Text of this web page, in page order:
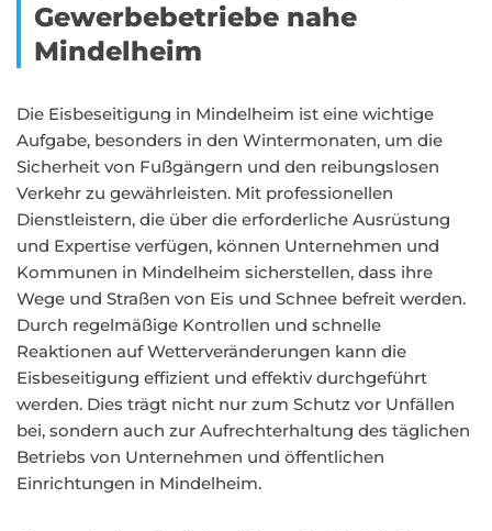
Gewerbebetriebe nahe
Mindelheim
Die Eisbeseitigung in Mindelheim ist eine wichtige
Aufgabe, besonders in den Wintermonaten, um die
Sicherheit von Fußgängern und den reibungslosen
Verkehr zu gewährleisten. Mit professionellen
Dienstleistern, die über die erforderliche Ausrüstung
und Expertise verfügen, können Unternehmen und
Kommunen in Mindelheim sicherstellen, dass ihre
Wege und Straßen von Eis und Schnee befreit werden.
Durch regelmäßige Kontrollen und schnelle
Reaktionen auf Wetterveränderungen kann die
Eisbeseitigung effizient und effektiv durchgeführt
werden. Dies trägt nicht nur zum Schutz vor Unfällen
bei, sondern auch zur Aufrechterhaltung des täglichen
Betriebs von Unternehmen und öffentlichen
Einrichtungen in Mindelheim.